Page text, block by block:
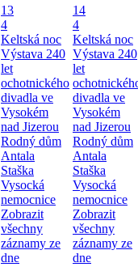
13
4
Keltská noc
Výstava 240
let
ochotnického
divadla ve
Vysokém
nad Jizerou
Rodný dům
Antala
Staška
Vysocká
nemocnice
Zobrazit
všechny
záznamy ze
dne
14
4
Keltská noc
Výstava 240
let
divadla ve
Vysokém
nad Jizerou
Rodný dům
Antala
Staška
Vysocká
nemocnice
Zobrazit
všechny
záznamy ze
dne